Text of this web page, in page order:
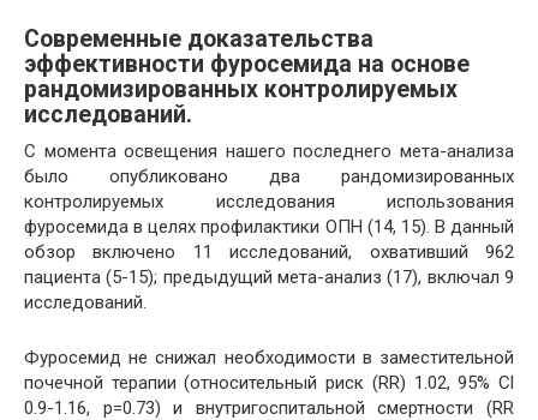
Современные доказательства
эффективности фуросемида на основе
рандомизированных контролируемых
исследований.
С момента освещения нашего последнего мета-анализа
было опубликовано два рандомизированных
контролируемых исследования использования
фуросемида в целях профилактики ОПН (14, 15). В данный
обзор включено 11 исследований, охвативший 962
пациента (5-15); предыдущий мета-анализ (17), включал 9
исследований.
Фуросемид не снижал необходимости в заместительной
почечной терапии (относительный риск (RR) 1.02, 95% Сl
0.9-1.16, p=0.73) и внутригоспитальной смертности (RR